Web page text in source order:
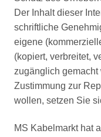
Der Inhalt dieser
schriftliche
eigene
(kopiert, verbreitet,
zugänglich
Zustimmung zur
wollen, setzen Sie
MS Kabelmarkt hat